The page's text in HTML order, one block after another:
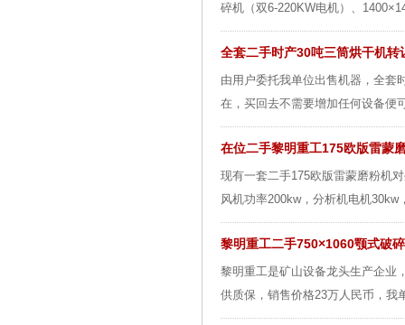
碎机（双6-220KW电机）、
全套二手时产30吨三筒烘干机转
由用户委托我单位出售机器，全套
在，买回去不需要增加任何设备便
在位二手黎明重工175欧版雷蒙
现有一套二手175欧版雷蒙磨粉机
风机功率200kw，分析机电机30kw
黎明重工二手750×1060颚式破
黎明重工是矿山设备龙头生产企业
供质保，销售价格23万人民币，我